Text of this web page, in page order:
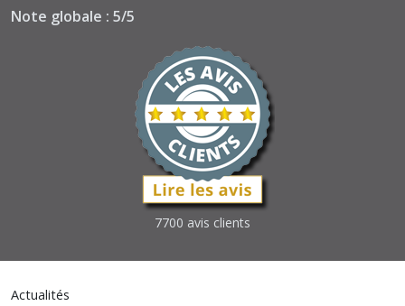
Note globale : 5/5
7700 avis clients
Actualités